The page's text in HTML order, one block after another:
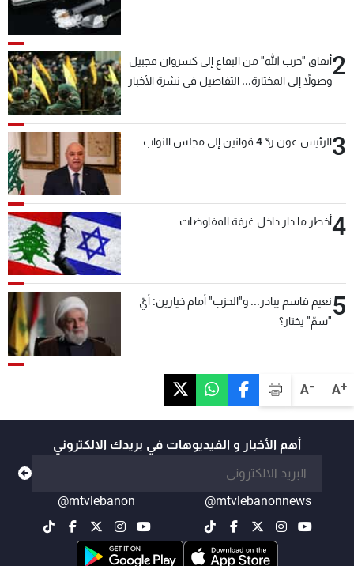
A+
A-
2أنفاق "حزب الله" من البقاع إلى كسروان فجبيل
وصولاً إلى المختارة... التفاصيل في نشرة الأخبار
3الرئيس عون ردّ 4 قوانين إلى مجلس النواب
4أخطر ما دار داخل غرفة المفاوضات
5نعيم قاسم يبادر... و"الحزب" أمام خيارين: أيّ
"سمّ" يختار؟
أهم الأخبار و الفيديوهات في بريدك الالكتروني
@mtvlebanonnews
@mtvlebanon